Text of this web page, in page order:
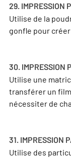
29. IMPRESSION
Utilise de la
gonfle pour
30. IMPRESSION
Utilise une
transférer un
nécessiter de
31. IMPRESSION
Utilise des